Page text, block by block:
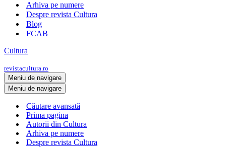
Arhiva pe numere
Despre revista Cultura
Blog
FCAB
Cultura
revistacultura.ro
Meniu de navigare
Meniu de navigare
Căutare avansată
Prima pagina
Autorii din Cultura
Arhiva pe numere
Despre revista Cultura